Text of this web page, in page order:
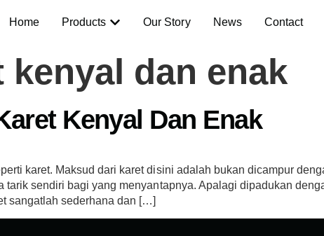
Home Products Our Story News Contact
kenyal dan enak
Kenyal Dan Enak
karet. Maksud dari karet disini adalah bukan dicampur
tarik sendiri bagi yang menyantapnya. Apalagi dipadukan
sangatlah sederhana dan […]